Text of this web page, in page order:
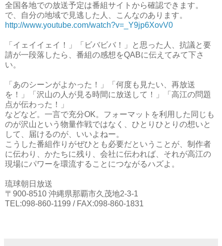
全国各地での放送予定は番組サイトから確認できます。
で、自分の地域で見逃した人、こんなのあります。
http://www.youtube.com/watch?v=_Y9jp6XovV0
「イェイイェイ！」「ビバビバ！」と思った人、抗議と要
請が一段落したら、番組の感想をQABに伝えてみて下さ
い。
「あのシーンがよかった！」「何度も見たい、再放送
を！」「沢山の人が見る時間に放送して！」「高江の問題
点が伝わった！」
などなど。一言で充分OK。フォーマットを利用した同じも
のが沢山という物量作戦ではなく、ひとりひとりの想いと
して、届けるのが、いいよねー。
こうした番組作りがぜひとも必要だということが、制作者
に伝わり、かたちに残り、会社に伝われば、それが高江の
現場にパワーを環流することにつながるハズよ。
琉球朝日放送
〒900-8510 沖縄県那覇市久茂地2-3-1
TEL:098-860-1199 / FAX:098-860-1831